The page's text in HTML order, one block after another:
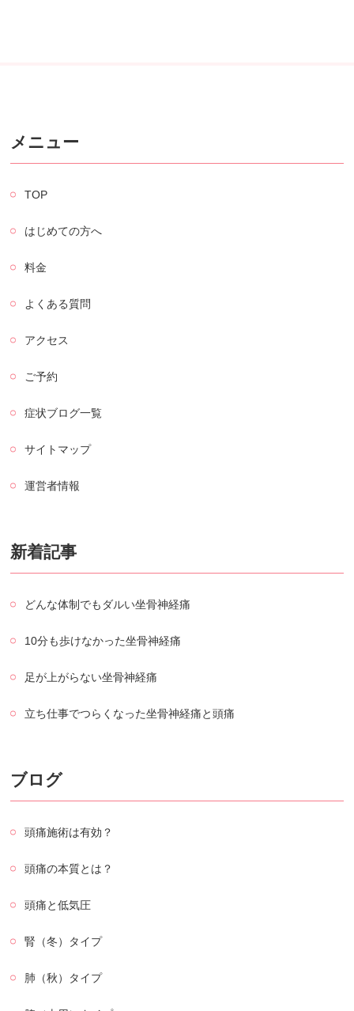
メニュー
TOP
はじめての方へ
料金
よくある質問
アクセス
ご予約
症状ブログ一覧
サイトマップ
運営者情報
新着記事
どんな体制でもダルい坐骨神経痛
10分も歩けなかった坐骨神経痛
足が上がらない坐骨神経痛
立ち仕事でつらくなった坐骨神経痛と頭痛
ブログ
頭痛施術は有効？
頭痛の本質とは？
頭痛と低気圧
腎（冬）タイプ
肺（秋）タイプ